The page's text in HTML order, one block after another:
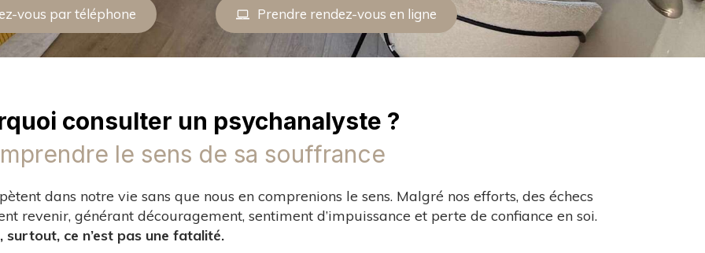
vous par téléphone Prendre rendez-vous en ligne
consulter un psychanalyste ?
le sens de sa souffrance
dans notre vie sans que nous en comprenions le sens. Malgré nos efforts, des échecs
revenir, générant découragement, sentiment d’impuissance et perte de confiance en soi.
surtout, ce n’est pas une fatalité.